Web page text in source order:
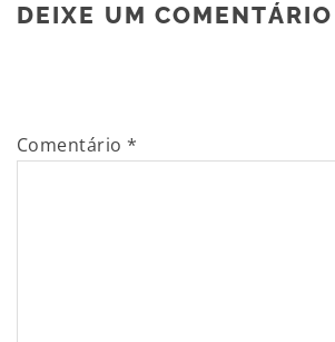
DEIXE UM COMENTÁRIO
Comentário*